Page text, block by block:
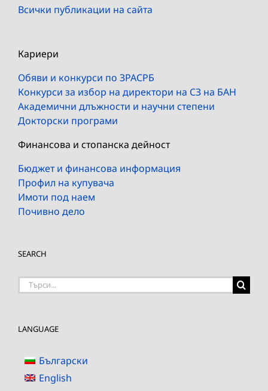
Всички публикации на сайта
Кариери
Обяви и конкурси по ЗРАСРБ
Конкурси за избор на директори на СЗ на БАН
Академични длъжности и научни степени
Докторски програми
Финансова и стопанска дейност
Бюджет и финансова информация
Профил на купувача
Имоти под наем
Почивно дело
SEARCH
Търсене
LANGUAGE
Български
English